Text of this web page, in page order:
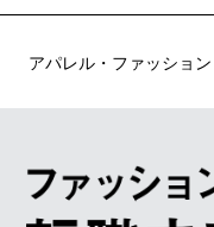
アパレル・ファッショ